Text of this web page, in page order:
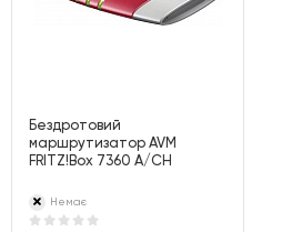
Бездротовий
маршрутизатор AVM
FRITZ!Box 7360 A/CH
Немає